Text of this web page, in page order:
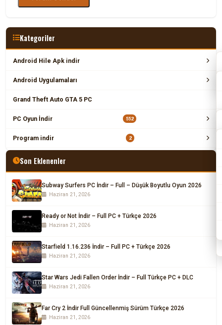
Kategoriler
Android Hile Apk indir
Android Uygulamaları
Grand Theft Auto GTA 5 PC
PC Oyun İndir 552
Program indir 2
Son Eklenenler
Subway Surfers PC İndir – Full – Düşük Boyutlu Oyun 2026
Haziran 21, 2026
Ready or Not İndir – Full PC + Türkçe 2026
Haziran 21, 2026
Starfield 1.16.236 İndir – Full PC + Türkçe 2026
Haziran 21, 2026
Star Wars Jedi Fallen Order İndir – Full Türkçe PC + DLC
Haziran 21, 2026
Far Cry 2 İndir Full Güncellenmiş Sürüm Türkçe 2026
Haziran 21, 2026